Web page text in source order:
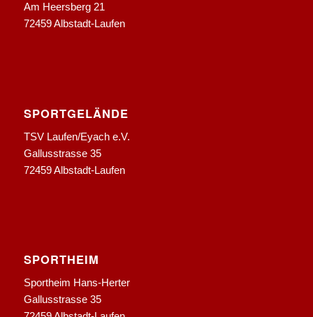
Am Heersberg 21
72459 Albstadt-Laufen
SPORTGELÄNDE
TSV Laufen/Eyach e.V.
Gallusstrasse 35
72459 Albstadt-Laufen
SPORTHEIM
Sportheim Hans-Herter
Gallusstrasse 35